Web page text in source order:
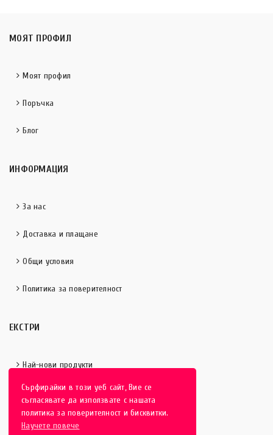
Сърфирайки в този уеб сайт, Вие се
съгласявате да използвате с нашата
политика за поверителност и бисквитки.
Научете повече
МОЯТ ПРОФИЛ
Моят профил
Поръчка
Блог
ИНФОРМАЦИЯ
За нас
Доставка и плащане
Общи условия
Политика за поверителност
ЕКСТРИ
Най-нови продукти
Отличени продукти